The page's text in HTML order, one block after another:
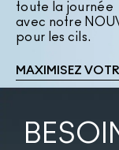
toute la journée
avec notre
pour les cils.
MAXIMISEZ